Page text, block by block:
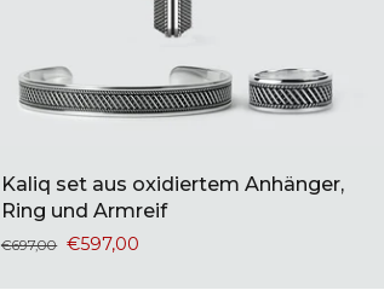
Kaliq set aus oxidiertem Anhänger,
Ring und Armreif
€697,00 €597,00